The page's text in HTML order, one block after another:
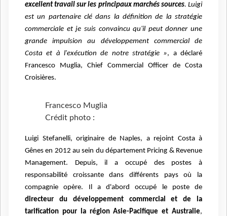
excellent travail sur les principaux marchés sources. Luigi
est un partenaire clé dans la définition de la stratégie
commerciale et je suis convaincu qu'il peut donner une
grande impulsion au développement commercial de
Costaet à l'exécution de notre stratégie », a déclaré
Francesco Muglia, Chief Commercial Officer de Costa
Croisières.
Francesco Muglia
Crédit photo :
Luigi Stefanelli, originaire de Naples, a rejoint Costa à
Gênes en 2012 au sein du département Pricing & Revenue
Management. Depuis, il a occupé des postes à
responsabilité croissante dans différents pays où la
compagnie opère. Il a d'abord occupé le poste de
directeur du développement commercial et de la
tarification pour la région Asie-Pacifique et Australie,